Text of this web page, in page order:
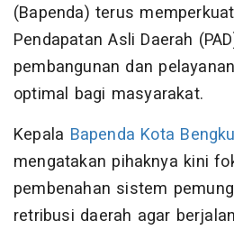
(Bapenda) terus
Pendapatan Asli Daerah
pembangunan dan
optimal bagi masyarakat.
Kepala Bapenda Kota
mengatakan pihaknya kini
pembenahan sistem
retribusi daerah agar